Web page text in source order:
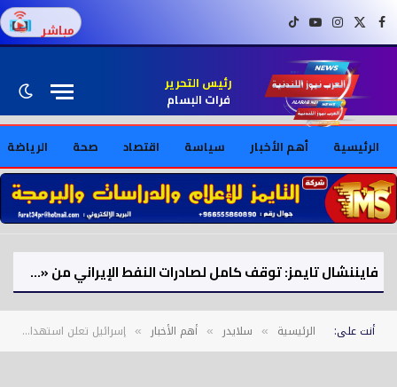
فيسبوكX (Twitter)
إنستغراميوتيوبتيك توك مباشر
رئيس التحرير
فرات البسام
الرئيسية أهم الأخبار سياسة اقتصاد صحة الرياضة
فايننشال تايمز: توقف كامل لصادرات النفط الإيراني من «جزيرة خارك» جراء الحصار البحري الأمريكي
أنت على: الرئيسية » سلايدر » أهم الأخبار » إسرائيل تعلن استهداف منشأة نطنز النووية وتؤكد إصابة علماء إيرانيين